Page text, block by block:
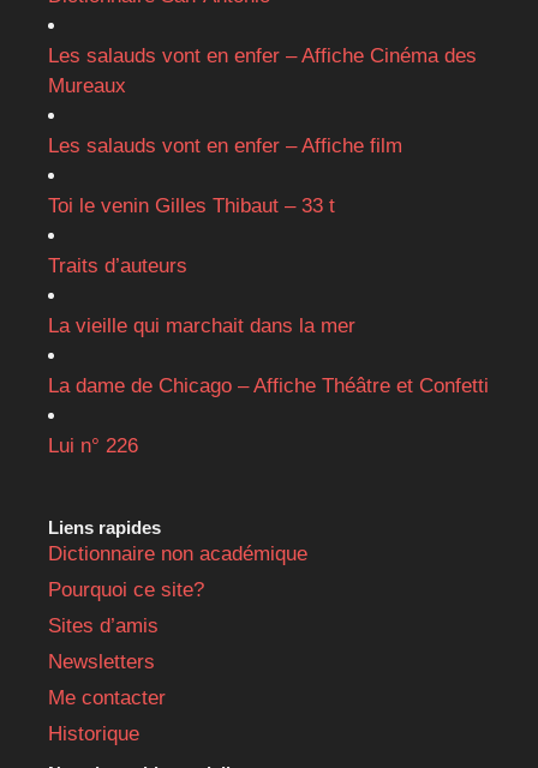
Les salauds vont en enfer – Affiche Cinéma des
Mureaux
Les salauds vont en enfer – Affiche film
Toi le venin Gilles Thibaut – 33 t
Traits d’auteurs
La vieille qui marchait dans la mer
La dame de Chicago – Affiche Théâtre et Confetti
Lui n° 226
Liens rapides
Dictionnaire non académique
Pourquoi ce site?
Sites d’amis
Newsletters
Me contacter
Historique